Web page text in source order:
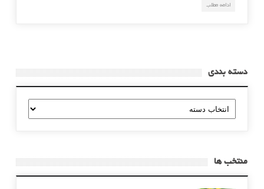
ادامه مطلب
دسته بندی
دسته
بندی
منتخب ها